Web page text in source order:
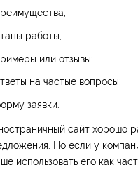
работы;
или отзывы;
на частые вопросы;
заявки.
сайт хорошо
Но если у
использовать его как